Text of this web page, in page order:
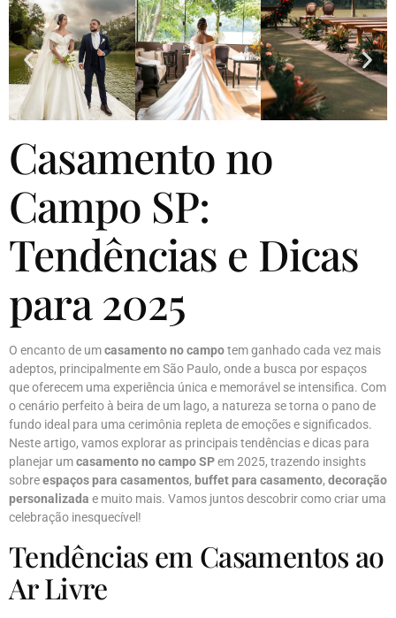
Casamento no
Campo SP:
Tendências e Dicas
para 2025
O encanto de umcasamento no campotem ganhado cada vez mais
adeptos, principalmente em São Paulo, onde a busca por espaços
que oferecem uma experiência única e memorável se intensifica. Com
o cenário perfeito à beira de um lago, a natureza se torna o pano de
fundo ideal para uma cerimônia repleta de emoções e significados.
Neste artigo, vamos explorar as principais tendências e dicas para
planejar umcasamento no campo SPem 2025, trazendo insights
sobreespaços para casamentos, buffet para casamento, decoração
personalizada e muito mais. Vamos juntos descobrir como criar uma
celebração inesquecível!
Tendências em Casamentos ao
Ar Livre